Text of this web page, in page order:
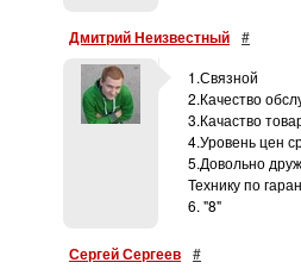
Дмитрий Неизвестный #
1.Связной
2.Качество
3.Качаство
4.Уровень цен
5.Довольно
Технику по
6. "8"
Сергей Сергеев #